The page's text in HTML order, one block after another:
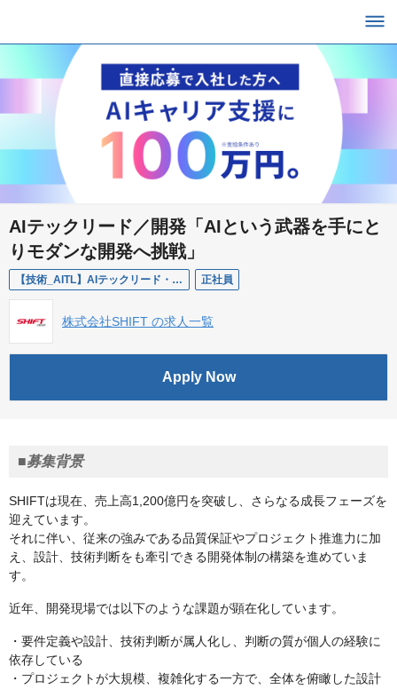
AIテックリード／開発「AIという武器を手にと
りモダンな開発へ挑戦」
【技術_AITL】AIテックリード・AI駆動開発エンジニア 正社員
株式会社SHIFT の求人一覧
Apply Now
■募集背景
SHIFTは現在、売上高1,200億円を突破し、さらなる成長フェーズを
迎えています。
それに伴い、従来の強みである品質保証やプロジェクト推進力に加
え、設計、技術判断をも牽引できる開発体制の構築を進めていま
す。
近年、開発現場では以下のような課題が顕在化しています。
・要件定義や設計、技術判断が属人化し、判断の質が個人の経験に
依存している
・プロジェクトが大規模、複雑化する一方で、全体を俯瞰した設計